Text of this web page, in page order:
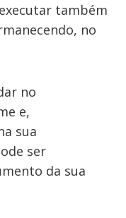
também
no
no
e,
sua
ser
da sua